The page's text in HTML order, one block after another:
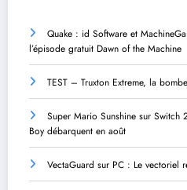
Quake : id Software et
l’épisode gratuit Dawn of the Machine
TEST – Truxton Extreme, la
Super Mario Sunshine sur Switch
Boy débarquent en août
VectaGuard sur PC : Le vectoriel